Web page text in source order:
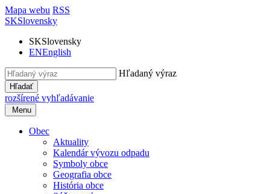
Mapa webu RSS
SKSlovensky
SKSlovensky
ENEnglish
Hľadaný výraz
Hľadať
rozšírené vyhľadávanie
Menu
Obec
Aktuality
Kalendár vývozu odpadu
Symboly obce
Geografia obce
História obce